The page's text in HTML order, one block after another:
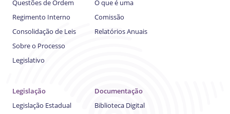
Questões de Ordem
Regimento Interno
Consolidação de Leis
Sobre o Processo
Legislativo
O que é uma
Comissão
Relatórios Anuais
Legislação
Legislação Estadual
Documentação
Biblioteca Digital